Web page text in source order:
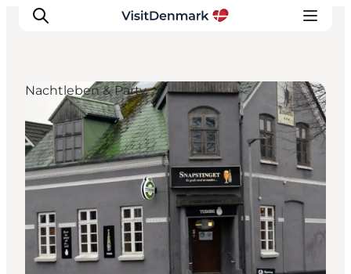
Inspiration
Regionen
Erlebnisse
Reiseplanung
Nachtleben & Party